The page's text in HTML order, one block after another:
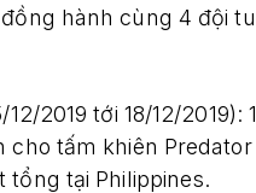
hành cùng 4 đội
12/2019 tới 18/12/
tấm khiên
tại Philippines.